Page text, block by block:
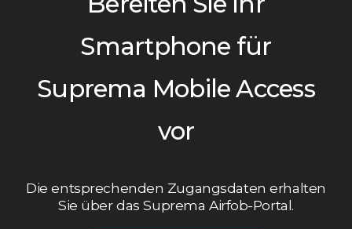
Smartphone für
Suprema Mobile Access
vor
Die entsprechenden Zugangsdaten erhalten
Sie über das Suprema Airfob-Portal.